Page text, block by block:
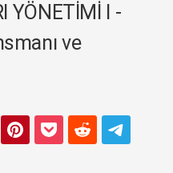
YÖNETİMİ I -
ve